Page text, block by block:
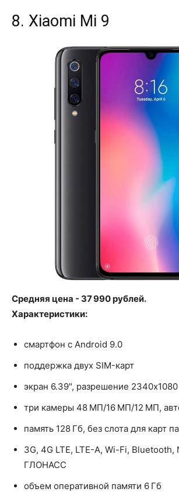
8. Xiaomi Mi 9
Средняя цена - 37 990 рублей.
Характеристики:
смартфон с Android 9.0
поддержка двух SIM-карт
экран 6.39", разрешение 2340x1080
три камеры 48 МП/16 МП/12 МП,
память 128 Гб, без слота для карт
3G, 4G LTE, LTE-A, Wi-Fi, Bluetooth,
ГЛОНАСС
объем оперативной памяти 6 Гб